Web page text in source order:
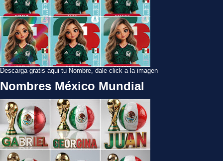
Descarga gratis aqui tu Nombre, dale click a la imagen
Nombres México Mundial